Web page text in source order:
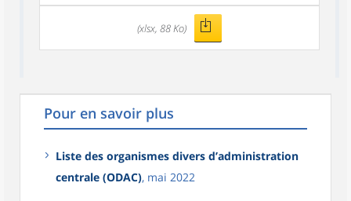
(xlsx, 88 Ko)
Pour en savoir plus
Liste des organismes divers d’administration
centrale (ODAC), mai 2022